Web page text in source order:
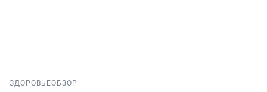
ЗДОРОВЬЕОБЗОР